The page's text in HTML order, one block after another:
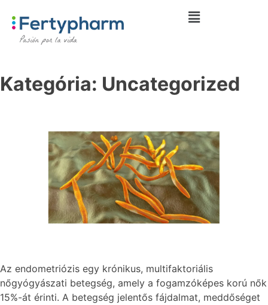
Kategória: Uncategorized
Az endometriózis egy krónikus, multifaktoriális
nőgyógyászati betegség, amely a fogamzóképes korú nők
15%-át érinti. A betegség jelentős fájdalmat, meddőséget